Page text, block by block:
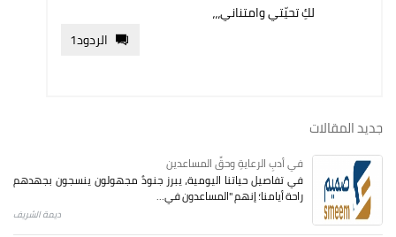
لكِ تحيّتي وامتناني،،،
الردود1
جديد المقالات
في أدبِ الرعايةِ وحقِّ المساعدين
في تفاصيل حياتنا اليومية، يبرز جنودٌ مجهولون ينسجون بجهدهم
راحة أيامنا؛ إنهم "المساعدون في...
ديمة الشريف